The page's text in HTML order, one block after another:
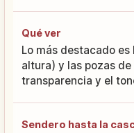
Qué ver
Lo más destacado
altura) y las pozas
transparencia y el
Sendero hasta la